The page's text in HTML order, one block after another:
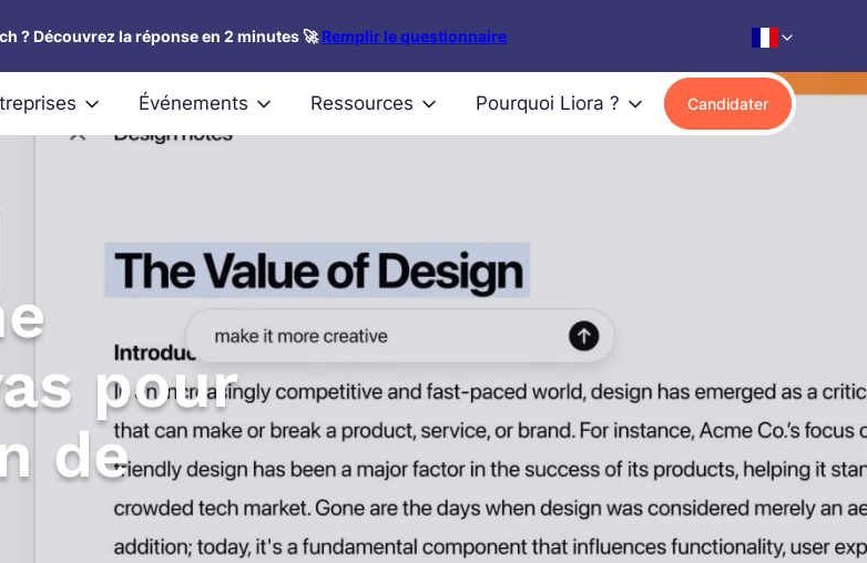
? Découvrez la réponse en 2 minutes 🚀Remplir le questionnaire
Événements Ressources Pourquoi Liora ? Candidater
pour
de